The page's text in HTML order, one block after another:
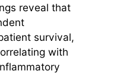
reveal that
survival,
with